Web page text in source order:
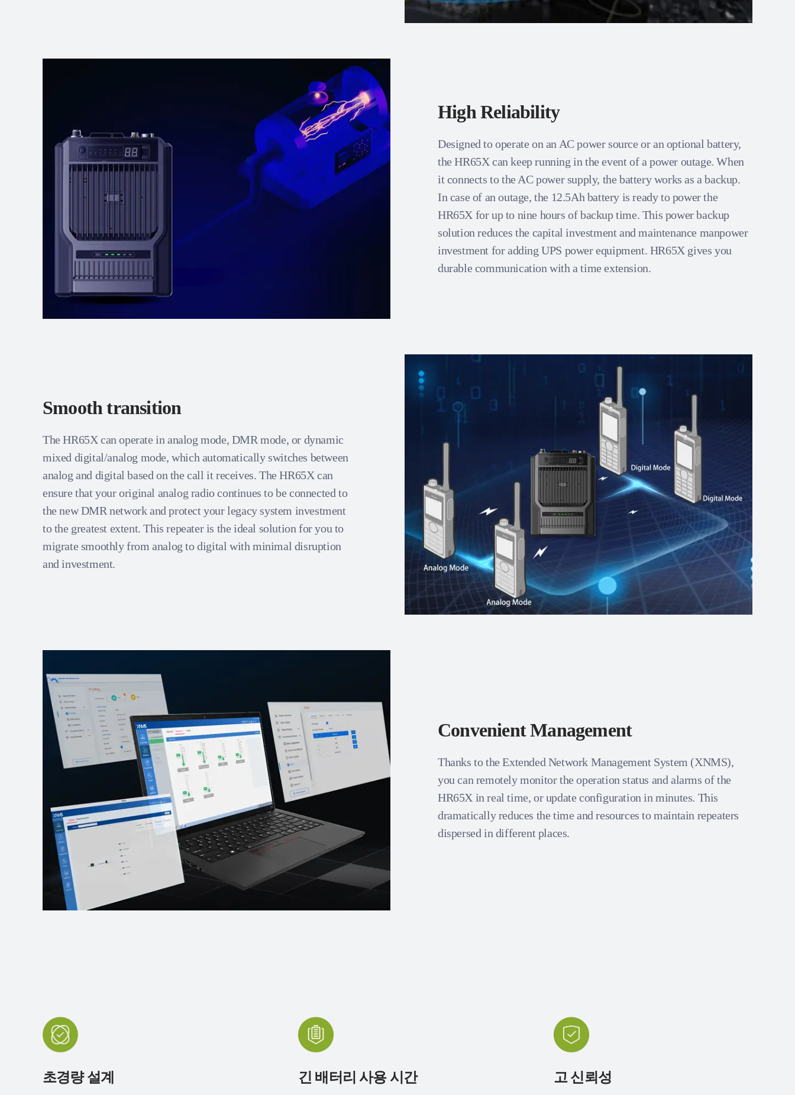
High Reliability
Designed to operate on an AC power source or an optional battery,
the HR65X can keep running in the event of a power outage. When
it connects to the AC power supply, the battery works as a backup.
In case of an outage, the 12.5Ah battery is ready to power the
HR65X for up to nine hours of backup time. This power backup
solution reduces the capital investment and maintenance manpower
investment for adding UPS power equipment. HR65X gives you
durable communication with a time extension.
Smooth transition
The HR65X can operate in analog mode, DMR mode, or dynamic
mixed digital/analog mode, which automatically switches between
analog and digital based on the call it receives. The HR65X can
ensure that your original analog radio continues to be connected to
the new DMR network and protect your legacy system investment
to the greatest extent. This repeater is the ideal solution for you to
migrate smoothly from analog to digital with minimal disruption
and investment.
Convenient Management
Thanks to the Extended Network Management System (XNMS),
you can remotely monitor the operation status and alarms of the
HR65X in real time, or update configuration in minutes. This
dramatically reduces the time and resources to maintain repeaters
dispersed in different places.
초경량 설계 긴 배터리 사용 시간 고 신뢰성